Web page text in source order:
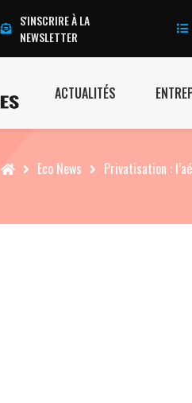
S'INSCRIRE À LA
NEWSLETTER
ACTUALITÉS
Accueil Eco News Privatisation :